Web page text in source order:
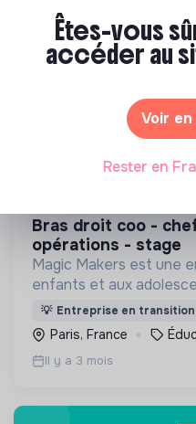
menacée.
Santé
Il y a 4 mois
bras droit coo - chef de projets
opérations - stage
Magic Makers est une
enfants et aux
ateliers fun (création
programmation, IA…)
collaborative !
💡 Entreprise en transition
Paris, France
Il y a 3 mois
Êtes-vous
accéder au
Voir
Rester en